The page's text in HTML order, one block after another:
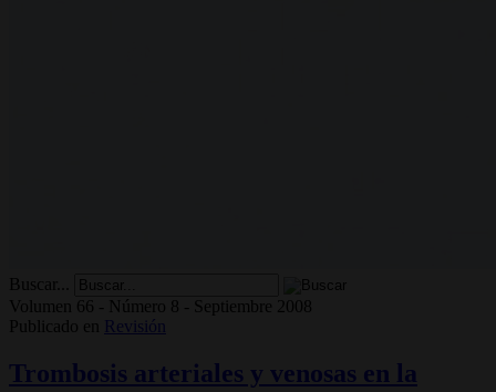
Buscar...
Volumen 66 - Número 8 - Septiembre 2008
Publicado en
Revisión
Trombosis arteriales y venosas en la